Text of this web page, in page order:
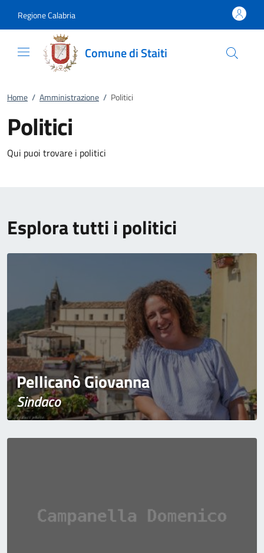
Regione Calabria
Comune di Staiti
Home / Amministrazione / Politici
Politici
Qui puoi trovare i politici
Esplora tutti i politici
Pellicanò Giovanna
Sindaco